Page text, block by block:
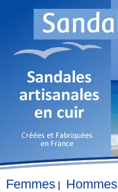
Femmes Hommes